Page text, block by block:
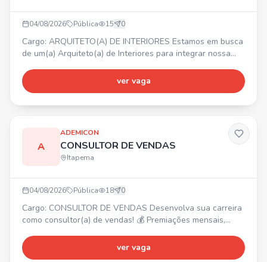
04/08/2026 Pública 15 0
Cargo: ARQUITETO(A) DE INTERIORES Estamos em busca
de um(a) Arquiteto(a) de Interiores para integrar nossa
desenvolvimento de projetos de interiores, elaboração de
layouts, modelagem 3D, levantamento de medidas,
ver vaga
A
ADEMICON
CONSULTOR DE VENDAS
Itapema
04/08/2026 Pública 18 0
Cargo: CONSULTOR DE VENDAS Desenvolva sua carreira
como consultor(a) de vendas! 💰 Premiações mensais,
comprometimento, boa comunicação e proatividade. 📍
Oportunidade para unidade de Itapema.
ver vaga